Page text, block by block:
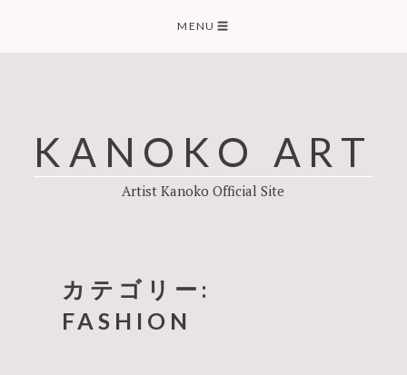
MENU☰
KANOKO ART
Artist Kanoko Official Site
カテゴリー:
FASHION